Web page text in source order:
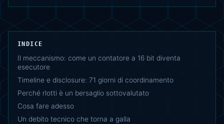
INDICE
Il meccanismo: come un contatore a 16 bit diventa
esecutore
Timeline e disclosure: 71 giorni di coordinamento
Perché rlotti è un bersaglio sottovalutato
Cosa fare adesso
Un debito tecnico che torna a galla